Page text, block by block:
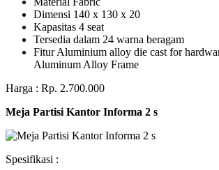
Dimensi 140 x 130 x 20
Kapasitas 4 seat
Tersedia dalam 24 warna beragam
Fitur Aluminium alloy die cast for
Aluminum Alloy Frame
Harga : Rp. 2.700.000
Meja Partisi Kantor Informa 2 s
Spesifikasi :